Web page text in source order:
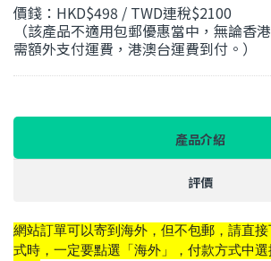
價錢：HKD$498 / TWD連稅$2100
（該產品不適用包郵優惠當中，無論香
需額外支付運費，港澳台運費到付。）
產品介紹
評價
網站訂單可以寄到海外，但不包郵，請直接
式時，一定要點選「海外」， 付款方式中